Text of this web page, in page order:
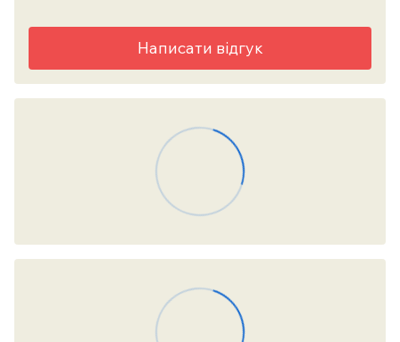
Написати відгук